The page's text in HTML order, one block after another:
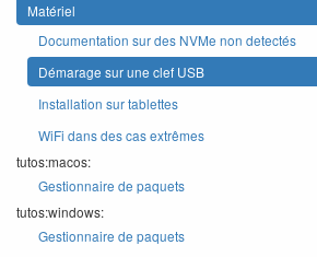
Matériel
Documentation sur des NVMe non detectés
Démarage sur une clef USB
Installation sur tablettes
WiFi dans des cas extrêmes
tutos:macos:
Gestionnaire de paquets
tutos:windows:
Gestionnaire de paquets